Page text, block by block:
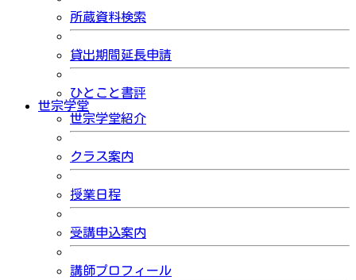
所蔵資料検索
貸出期間延長申請
ひとこと書評
世宗学堂
世宗学堂紹介
クラス案内
授業日程
受講申込案内
講師プロフィール